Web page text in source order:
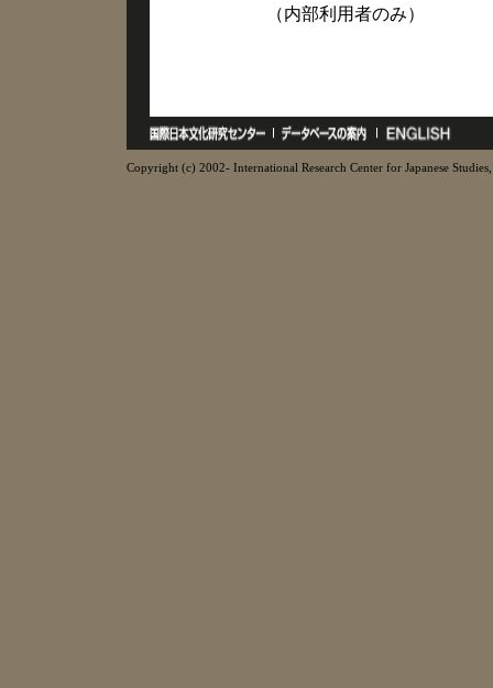
（内部利用者のみ）
Copyright (c) 2002- International Research Center for Japanese